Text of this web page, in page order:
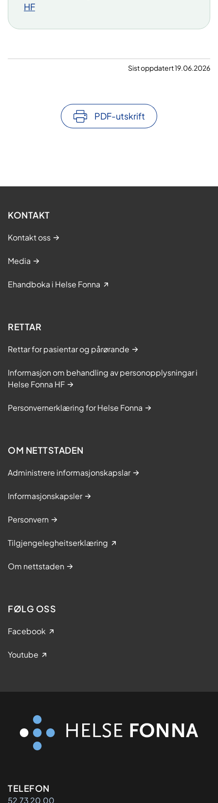
HF
Sist oppdatert 19.06.2026
PDF-utskrift
KONTAKT
Kontakt oss
Media
Ehandboka i Helse Fonna
RETTAR
Rettar for pasientar og pårørande
Informasjon om behandling av personopplysningar i
Helse Fonna HF
Personvernerklæring for Helse Fonna
OM NETTSTADEN
Administrere informasjonskapslar
Informasjonskapsler
Personvern
Tilgjengelegheitserklæring
Om nettstaden
FØLG OSS
Facebook
Youtube
Kontaktinformasjon
TELEFON
52 73 20 00